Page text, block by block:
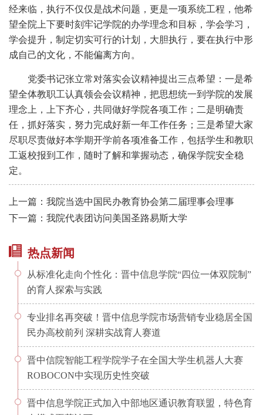
经来临，执行不仅仅是战术问题，更是一项系统工程，他希
望全院上下要时刻牢记学院的办学理念和目标，学会学习，
学会提升，制定切实可行的计划，大胆执行，要在执行中形
成自己的文化，不能偏离方向。
党委书记张立常对落实会议精神提出三点希望：一是希
望全体教职工认真领会会议精神，把思想统一到学院的发展
理念上，上下齐心，共同做好学院各项工作；二是明确责
任，抓好落实，努力完成好新一年工作任务；三是希望大家
尽职尽责做好本学期开学前各项准备工作，包括学生和教职
工返校报到工作，随时了解和掌握动态，确保学院安全稳
定。
上一篇：我院当选中国民办教育协会第二届理事会理事
下一篇：我院代表团访问美国圣路易斯大学
热点新闻
从标准化走向个性化：晋中信息学院“四位一体双院制”
的育人探索与实践
专业排名再突破！晋中信息学院市场营销专业稳居全国
民办高校前列 深耕实战育人赛道
晋中信院智能工程学院学子在全国大学生机器人大赛
ROBOCON中实现历史性突破
晋中信息学院正式加入中部地区通识教育联盟，特色育